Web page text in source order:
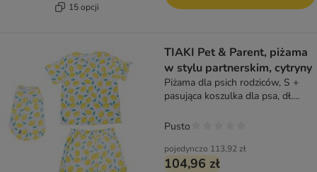
15 opcji
TIAKI Pet & Parent, piżama
w stylu partnerskim, cytryny
Piżama dla psich rodziców, S +
pasująca koszulka dla psa, dł.
pojedynczo 113,92 zł
104,96 zł
Pusto